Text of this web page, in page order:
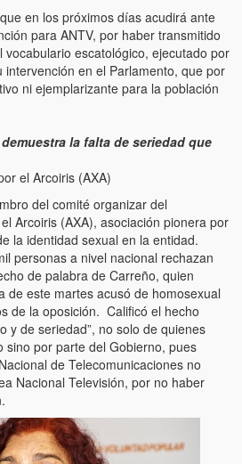
(Luis and El Mono… armed)
¿y Lina?
de televisión clausurados por el
de 2002
de Chávez desde que tomó el
violencia castrista del 4 de Febrero de
a tu pueblo!!! (Despicable traitor, look
en los próximos días acudirá ante
para ANTV, por haber transmitido
vocabulario escatológico, ejecutado por
intervención en el Parlamento, que por
ni ejemplarizante para la población
la falta de seriedad que
el Arcoiris (AXA)
del comité organizar del
Arcoiris (AXA), asociación pionera por
la identidad sexual en la entidad.
personas a nivel nacional rechazan
de palabra de Carreño, quien
de este martes acusó de homosexual
de la oposición. Calificó el hecho
y de seriedad”, no solo de quienes
sino por parte del Gobierno, pues
de Telecomunicaciones no
Nacional Televisión, por no haber